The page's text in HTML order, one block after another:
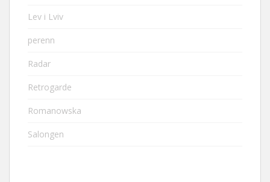
Lev i Lviv
perenn
Radar
Retrogarde
Romanowska
Salongen